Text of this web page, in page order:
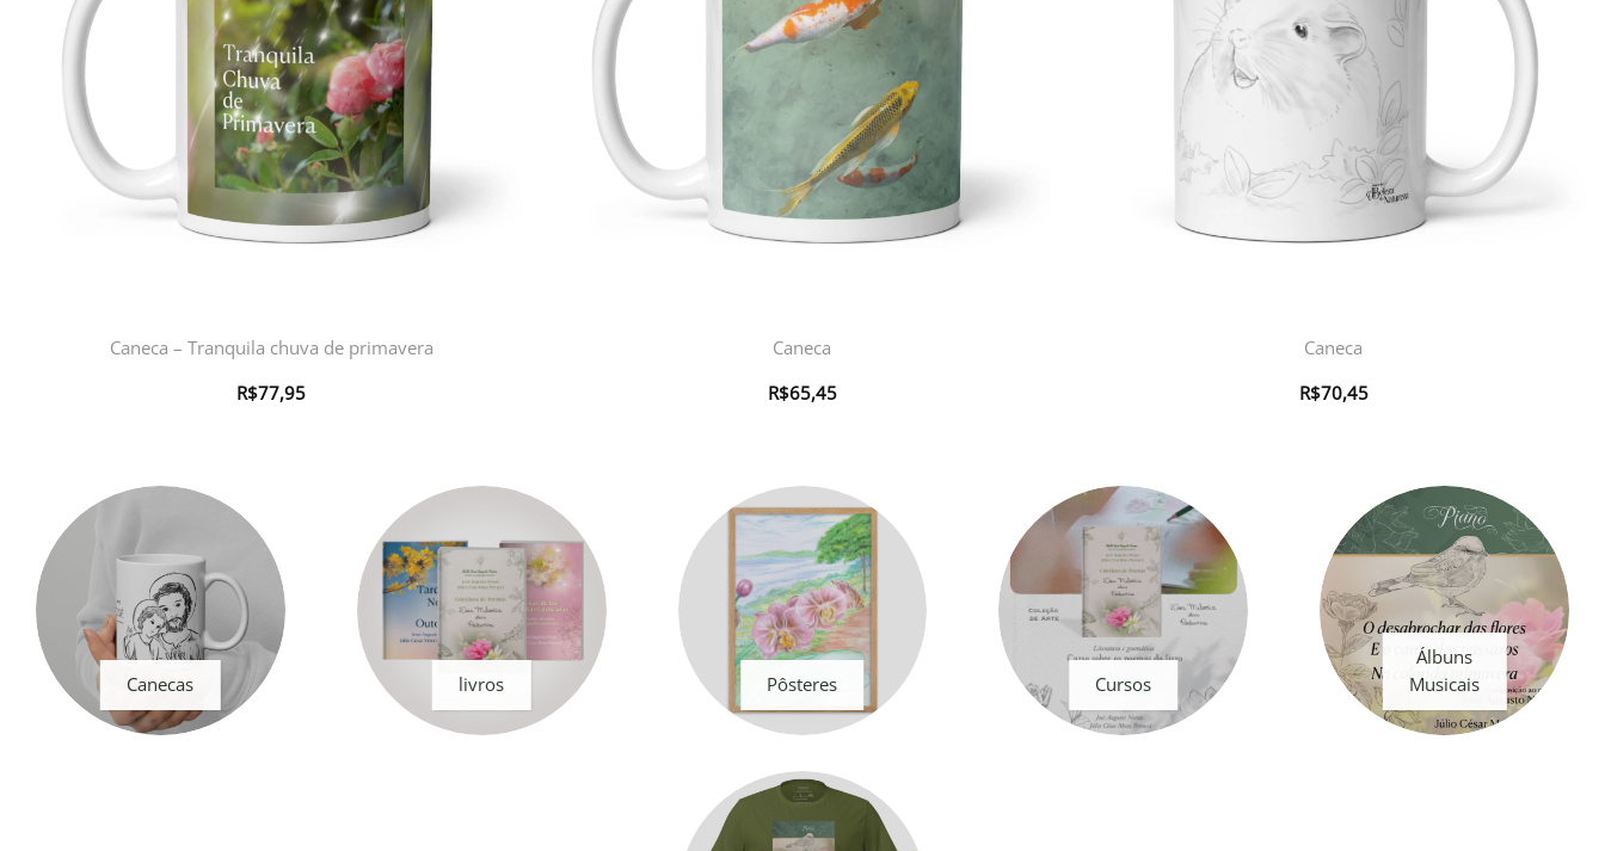
Caneca – Tranquila chuva de primavera
R$77,95
Caneca
R$65,45
Caneca
R$70,45
Canecas livros Pôsteres Cursos
Álbuns
Musicais